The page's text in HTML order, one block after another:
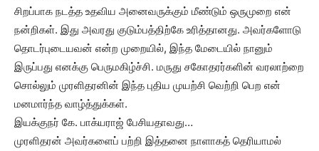
சிறப்பாக நடத்த உதவிய அனைவருக்கும் மீண்டும் ஒருமுறை என்
நன்றிகள். இது அவரது குடும்பத்திற்கே உரித்தானது. அவர்களோடு
தொடர்புடையவன் என்ற முறையில், இந்த மேடையில் நானும்
இருப்பது எனக்கு பெருமகிழ்ச்சி. மருது சகோதரர்களின் வரலாற்றை
சொல்லும் முரளிதரனின் இந்த புதிய முயற்சி வெற்றி பெற என்
மனமார்ந்த வாழ்த்துக்கள்.
இயக்குநர் கே. பாக்யராஜ் பேசியதாவது…
முரளிதரன் அவர்களைப் பற்றி இத்தனை நாளாகத் தெரியாமல்